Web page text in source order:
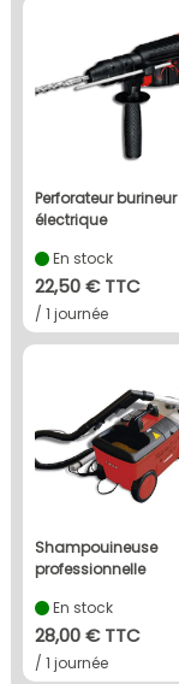
perforateur burineur
électrique
En stock
22,50 € TTC
/ 1 journée
shampouineuse
professionnelle
En stock
28,00 € TTC
/ 1 journée